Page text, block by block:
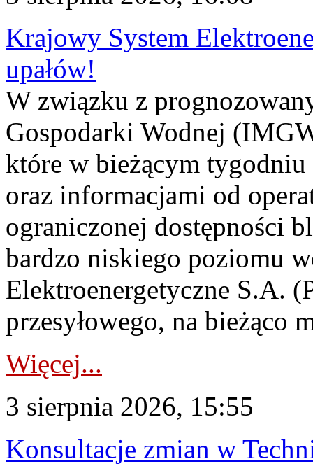
Krajowy System
upałów!
W związku z
Gospodarki Wodnej
które w bieżącym tygodniu
oraz informacjami od
ograniczonej dostępności
bardzo niskiego poziomu
Elektroenergetyczne S.A.
przesyłowego, na bieżąco
Więcej...
3 sierpnia 2026, 15:55
Konsultacje zmian w